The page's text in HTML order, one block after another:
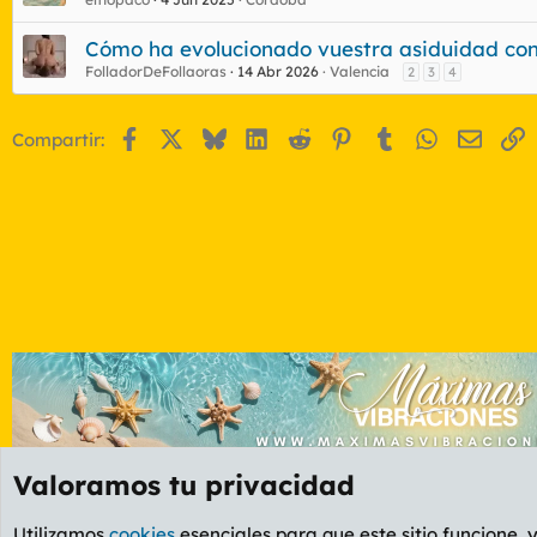
Cómo ha evolucionado vuestra asiduidad
FolladorDeFollaoras 14 Abr 2026 Valencia 2 3 4
Compartir: FacebookBlueskyLinkedIn
Reddit Pinterest
Tumblr WhatsApp
Email
Foro General
Valoramos tu privacidad